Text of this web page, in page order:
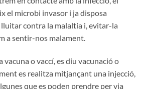
el microbi invasor i ja disposa
lluitar contra la malaltia i, evitar-la
a sentir-nos malament.
vacuna o vaccí, es diu vacunació o
es realitza mitjançant una injecció,
que es poden prendre per via